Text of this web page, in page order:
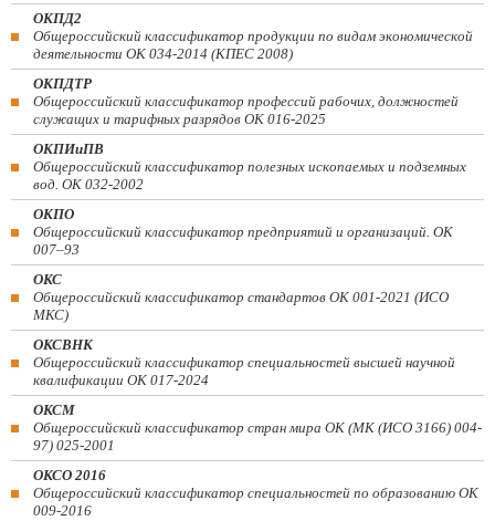
ОКПД2
Общероссийский классификатор продукции по видам экономической
деятельности ОК 034-2014 (КПЕС 2008)
ОКПДТР
Общероссийский классификатор профессий рабочих, должностей
служащих и тарифных разрядов ОК 016-2025
ОКПИиПВ
Общероссийский классификатор полезных ископаемых и подземных
вод. ОК 032-2002
ОКПО
Общероссийский классификатор предприятий и организаций. ОК
007–93
ОКС
Общероссийский классификатор стандартов ОК 001-2021 (ИСО
МКС)
ОКСВНК
Общероссийский классификатор специальностей высшей научной
квалификации ОК 017-2024
ОКСМ
Общероссийский классификатор стран мира ОК (МК (ИСО 3166) 004-
97) 025-2001
ОКСО 2016
Общероссийский классификатор специальностей по образованию ОК
009-2016